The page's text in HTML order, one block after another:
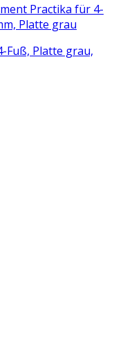
Practika für 4-
Platte grau
Fuß, Platte grau,